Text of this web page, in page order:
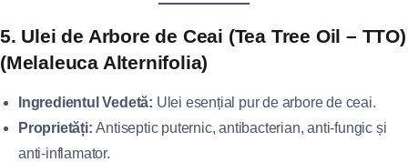
5. Ulei de Arbore de Ceai (Tea Tree Oil – TTO)
(Melaleuca Alternifolia)
Ingredientul Vedetă: Ulei esențial pur de arbore de ceai.
Proprietăți: Antiseptic puternic, antibacterian, anti-fungic și
anti-inflamator.